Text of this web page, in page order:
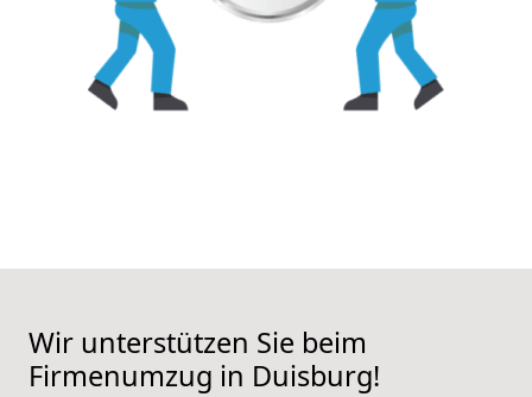
Wir unterstützen Sie beim
Firmenumzug in Duisburg!